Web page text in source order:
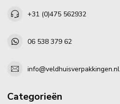
+31 (0)475 562932
06 538 379 62
info@veldhuisverpakkingen.nl
Categorieën